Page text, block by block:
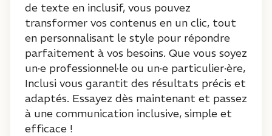
de texte en inclusif, vous pouvez
transformer vos contenus en un clic, tout
en personnalisant le style pour répondre
parfaitement à vos besoins. Que vous soyez
un·e professionnel·le ou un·e particulier·ère,
Inclusi vous garantit des résultats précis et
adaptés. Essayez dès maintenant et passez
à une communication inclusive, simple et
efficace !